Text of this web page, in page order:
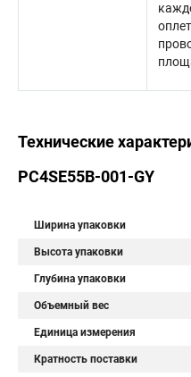
Технические
PC4SE55B-001-GY
Ширина упаковки
Высота упаковки
Глубина упаковки
Объемный вес
Единица измерения
Кратность поставки